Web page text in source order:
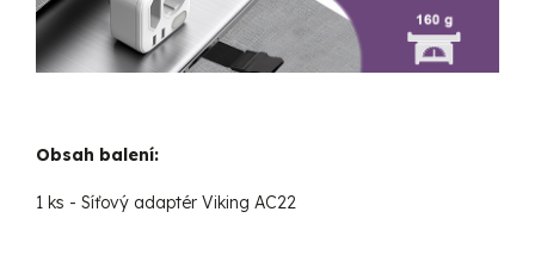
Obsah balení:
1 ks - Síťový adaptér Viking AC22